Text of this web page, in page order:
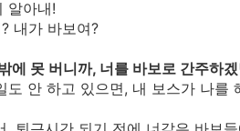
알아내!
내가 바보여?
에 못 버니까, 너를 바보로 간주하
안 하고 있으면, 내 보스가 나를